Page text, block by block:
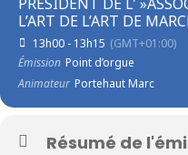
L’ART DE L’ART DE
13h00 - 13h15 (GMT+01:00)
Émission Point d’orgue
Animateur Portehaut Marc
Résumé de